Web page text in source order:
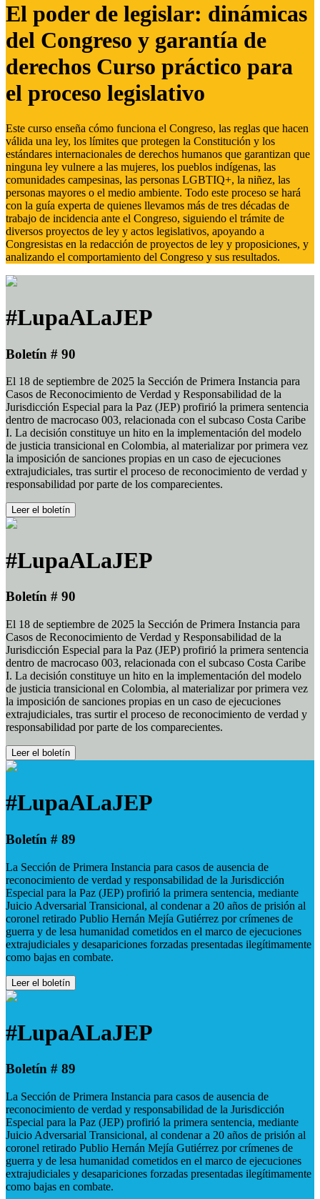
El poder de legislar: dinámicas
del Congreso y garantía de
derechos Curso práctico para
el proceso legislativo
Este curso enseña cómo funciona el Congreso, las reglas que hacen
válida una ley, los límites que protegen la Constitución y los
estándares internacionales de derechos humanos que garantizan que
ninguna ley vulnere a las mujeres, los pueblos indígenas, las
comunidades campesinas, las personas LGBTIQ+, la niñez, las
personas mayores o el medio ambiente. Todo este proceso se hará
con la guía experta de quienes llevamos más de tres décadas de
trabajo de incidencia ante el Congreso, siguiendo el trámite de
diversos proyectos de ley y actos legislativos, apoyando a
Congresistas en la redacción de proyectos de ley y proposiciones, y
analizando el comportamiento del Congreso y sus resultados.
#LupaALaJEP
Boletín # 90
El 18 de septiembre de 2025 la Sección de Primera Instancia para
Casos de Reconocimiento de Verdad y Responsabilidad de la
Jurisdicción Especial para la Paz (JEP) profirió la primera sentencia
dentro de macrocaso 003, relacionada con el subcaso Costa Caribe
I. La decisión constituye un hito en la implementación del modelo
de justicia transicional en Colombia, al materializar por primera vez
la imposición de sanciones propias en un caso de ejecuciones
extrajudiciales, tras surtir el proceso de reconocimiento de verdad y
responsabilidad por parte de los comparecientes.
Leer el boletín
#LupaALaJEP
Boletín # 90
El 18 de septiembre de 2025 la Sección de Primera Instancia para
Casos de Reconocimiento de Verdad y Responsabilidad de la
Jurisdicción Especial para la Paz (JEP) profirió la primera sentencia
dentro de macrocaso 003, relacionada con el subcaso Costa Caribe
I. La decisión constituye un hito en la implementación del modelo
de justicia transicional en Colombia, al materializar por primera vez
la imposición de sanciones propias en un caso de ejecuciones
extrajudiciales, tras surtir el proceso de reconocimiento de verdad y
responsabilidad por parte de los comparecientes.
Leer el boletín
#LupaALaJEP
Boletín # 89
La Sección de Primera Instancia para casos de ausencia de
reconocimiento de verdad y responsabilidad de la Jurisdicción
Especial para la Paz (JEP) profirió la primera sentencia, mediante
Juicio Adversarial Transicional, al condenar a 20 años de prisión al
coronel retirado Publio Hernán Mejía Gutiérrez por crímenes de
guerra y de lesa humanidad cometidos en el marco de ejecuciones
extrajudiciales y desapariciones forzadas presentadas ilegítimamente
como bajas en combate.
Leer el boletín
#LupaALaJEP
Boletín # 89
La Sección de Primera Instancia para casos de ausencia de
reconocimiento de verdad y responsabilidad de la Jurisdicción
Especial para la Paz (JEP) profirió la primera sentencia, mediante
Juicio Adversarial Transicional, al condenar a 20 años de prisión al
coronel retirado Publio Hernán Mejía Gutiérrez por crímenes de
guerra y de lesa humanidad cometidos en el marco de ejecuciones
extrajudiciales y desapariciones forzadas presentadas ilegítimamente
como bajas en combate.